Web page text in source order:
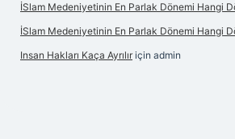
İSlam Medeniyetinin En Parlak Dönemi Hangi
İSlam Medeniyetinin En Parlak Dönemi Hangi
Insan Hakları Kaça Ayrılır için admin